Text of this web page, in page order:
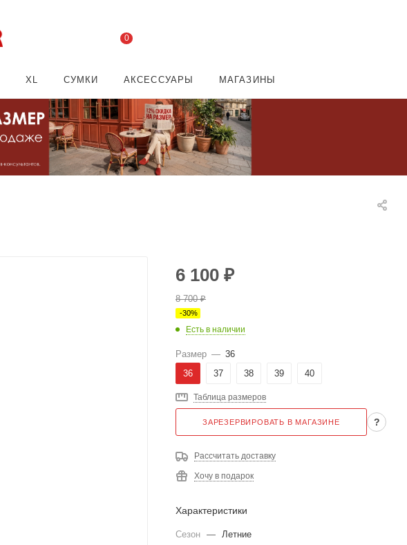
0
XL СУМКИ АКСЕССУАРЫ МАГАЗИНЫ
6 100 ₽
8 700₽
-30%
Есть в наличии
Размер — 36
36
37 38 39 40
Таблица размеров
ЗАРЕЗЕРВИРОВАТЬ В МАГАЗИНЕ ?
Рассчитать доставку
Хочу в подарок
Характеристики
Сезон — Летние